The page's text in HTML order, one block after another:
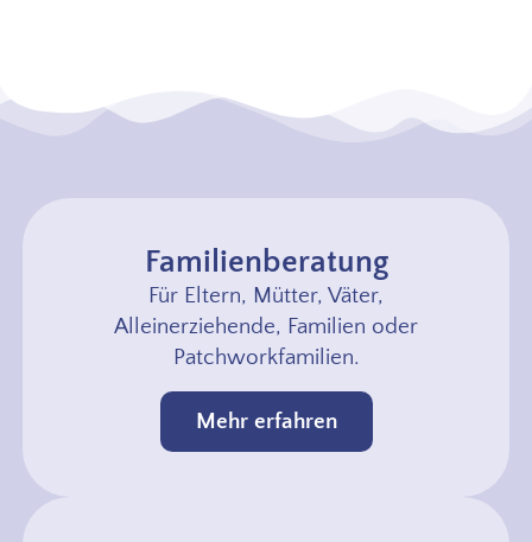
Familienberatung
Für Eltern, Mütter, Väter,
Alleinerziehende, Familien oder
Patchworkfamilien.
Mehr erfahren